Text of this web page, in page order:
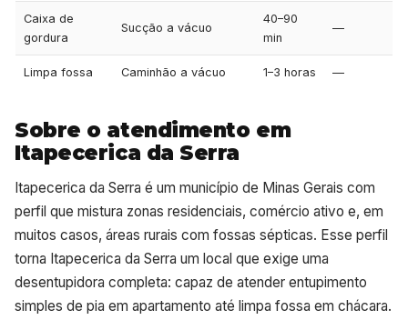
Caixa de
gordura
Sucção a vácuo
40–90
min
—
Limpa fossa Caminhão a vácuo 1–3 horas —
Sobre o atendimento em
Itapecerica da Serra
Itapecerica da Serra é um município de Minas Gerais com
perfil que mistura zonas residenciais, comércio ativo e, em
muitos casos, áreas rurais com fossas sépticas. Esse perfil
torna Itapecerica da Serra um local que exige uma
desentupidora completa: capaz de atender entupimento
simples de pia em apartamento até limpa fossa em chácara.